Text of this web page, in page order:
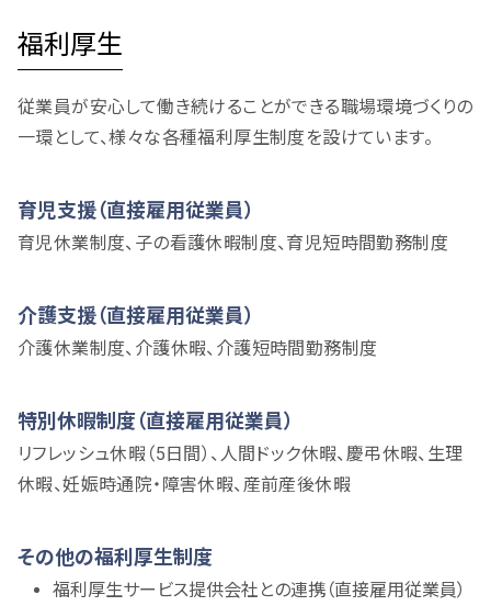
福利厚生
従業員が安心して働き続けることができる職場環境づくりの
一環として、様々な各種福利厚生制度を設けています。
育児支援（直接雇用従業員）
育児休業制度、子の看護休暇制度、育児短時間勤務制度
介護支援（直接雇用従業員）
介護休業制度、介護休暇、介護短時間勤務制度
特別休暇制度（直接雇用従業員）
リフレッシュ休暇（5日間）、人間ドック休暇、慶弔休暇、生理
休暇、妊娠時通院・障害休暇、産前産後休暇
その他の福利厚生制度
福利厚生サービス提供会社との連携（直接雇用従業員）